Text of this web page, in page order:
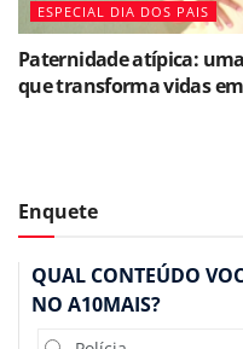
ESPECIAL DIA DOS PAIS
Paternidade atípica:
que transforma vidas
Enquete
QUAL CONTEÚDO
NO A10MAIS?